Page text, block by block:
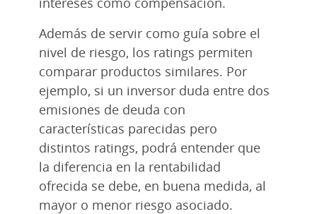
Además de servir como guía sobre el
nivel de riesgo, los ratings permiten
comparar productos similares. Por
ejemplo, si un inversor duda entre dos
emisiones de deuda con
características parecidas pero
distintos ratings, podrá entender que
la diferencia en la rentabilidad
ofrecida se debe, en buena medida, al
mayor o menor riesgo asociado.